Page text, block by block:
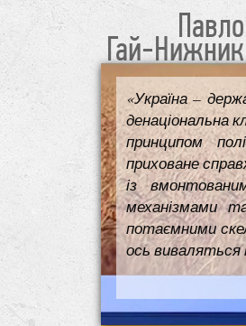
Павло
Гай-Нижник
«Україна –
денаціональна
принципом
приховане
із
механізмами
потаємними
ось виваляться